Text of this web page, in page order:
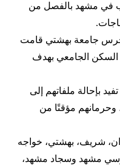
في مشهد بالفصل من
جامعة بهشتي قامت
غرف السكن الجامعي بهدف
بإحالة ملفاتهم إلى
وحرمانهم مؤقتًا من
شريف، بهشتي، خواجه
مشهد وسجاد مشهد،